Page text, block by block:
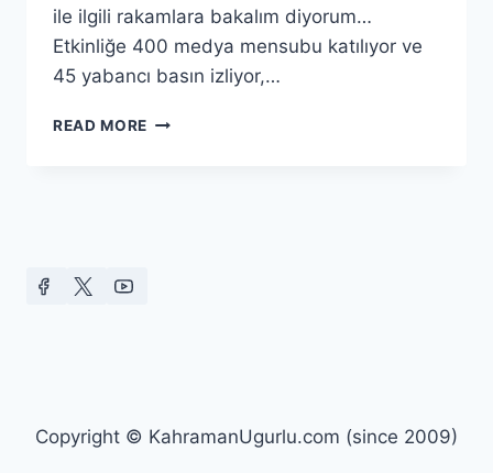
ile ilgili rakamlara bakalım diyorum…
Etkinliğe 400 medya mensubu katılıyor ve
45 yabancı basın izliyor,…
READ MORE GOOGLE
Copyright © KahramanUgurlu.com (since 2009)